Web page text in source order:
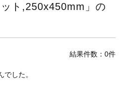
ト,250x450mm 」の
結果件数：0件
した。